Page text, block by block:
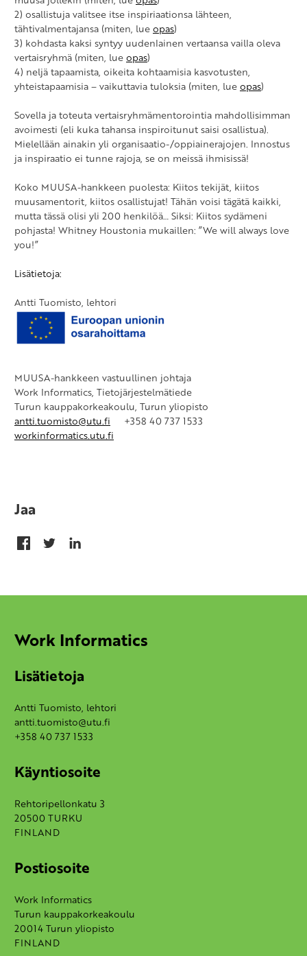
2) osallistuja valitsee itse inspiriaationsa lähteen,
tähtivalmentajansa (miten, lueopas)
3) kohdasta kaksi syntyy uudenlainen vertaansa vailla oleva
vertaisryhmä (miten, lueopas)
4) neljä tapaamista, oikeita kohtaamisia kasvotusten,
yhteistapaamisia – vaikuttavia tuloksia (miten, lueopas)
Sovella ja toteuta vertaisryhmämentorointia mahdollisimman
avoimesti (eli kuka tahansa inspiroitunut saisi osallistua).
Mielellään ainakin yli organisaatio-/oppiainerajojen. Innostus
ja inspiraatio ei tunne rajoja, se on meissä ihmisissä!
Koko MUUSA-hankkeen puolesta: Kiitos tekijät, kiitos
muusamentorit, kiitos osallistujat! Tähän voisi tägätä kaikki,
mutta tässä olisi yli 200 henkilöä… Siksi: Kiitos sydämeni
pohjasta! Whitney Houstonia mukaillen: ”We will always love
you!”
Lisätietoja:
Antti Tuomisto, lehtori
MUUSA-hankkeen vastuullinen johtaja
Work Informatics, Tietojärjestelmätiede
Turun kauppakorkeakoulu, Turun yliopisto
antti.tuomisto@utu.fi +358 40 737 1533
workinformatics.utu.fi
Jaa
Work Informatics
Lisätietoja
Antti Tuomisto, lehtori
antti.tuomisto@utu.fi
+358 40 737 1533
Käyntiosoite
Rehtoripellonkatu 3
20500 TURKU
FINLAND
Postiosoite
Work Informatics
Turun kauppakorkeakoulu
20014 Turun yliopisto
FINLAND